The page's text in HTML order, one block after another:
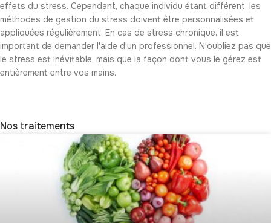
effets du stress. Cependant, chaque individu étant différent, les
méthodes de gestion du stress doivent être personnalisées et
appliquées régulièrement. En cas de stress chronique, il est
important de demander l'aide d'un professionnel. N'oubliez pas que
le stress est inévitable, mais que la façon dont vous le gérez est
entièrement entre vos mains.
Nos traitements